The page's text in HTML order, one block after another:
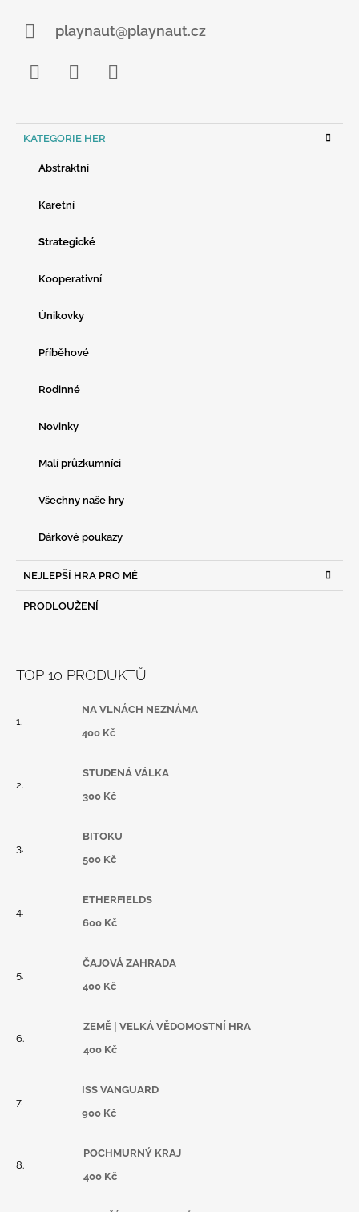
playnaut@playnaut.cz
K
AKATEGORIE HER
Abstraktní
Karetní
Strategické
Kooperativní
Únikovky
Příběhové
Rodinné
Novinky
Malí průzkumníci
Všechny naše hry
Dárkové poukazy
NEJLEPŠÍ HRA PRO MĚ
PRODLOUŽENÍ
TOP 10 PRODUKTŮ
NA VLNÁCH NEZNÁMA
400 Kč
STUDENÁ VÁLKA
300 Kč
BITOKU
500 Kč
ETHERFIELDS
600 Kč
ČAJOVÁ ZAHRADA
400 Kč
ZEMĚ | VELKÁ VĚDOMOSTNÍ HRA
400 Kč
ISS VANGUARD
900 Kč
POCHMURNÝ KRAJ
400 Kč